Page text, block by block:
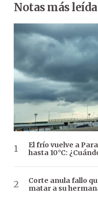
Notas más
El frío vuelve a
hasta 10°C:
Corte anula fallo
matar a su